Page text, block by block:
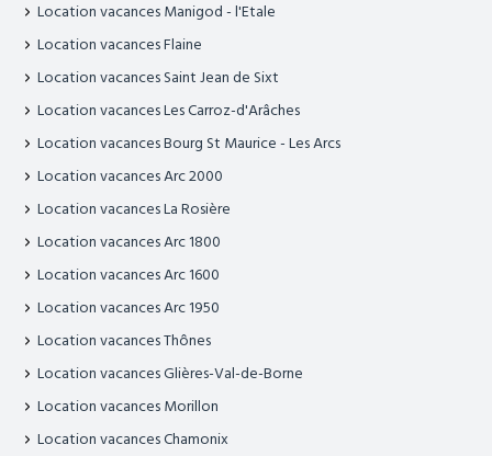
Location vacances Manigod - l'Etale
Location vacances Flaine
Location vacances Saint Jean de Sixt
Location vacances Les Carroz-d'Arâches
Location vacances Bourg St Maurice - Les Arcs
Location vacances Arc 2000
Location vacances La Rosière
Location vacances Arc 1800
Location vacances Arc 1600
Location vacances Arc 1950
Location vacances Thônes
Location vacances Glières-Val-de-Borne
Location vacances Morillon
Location vacances Chamonix